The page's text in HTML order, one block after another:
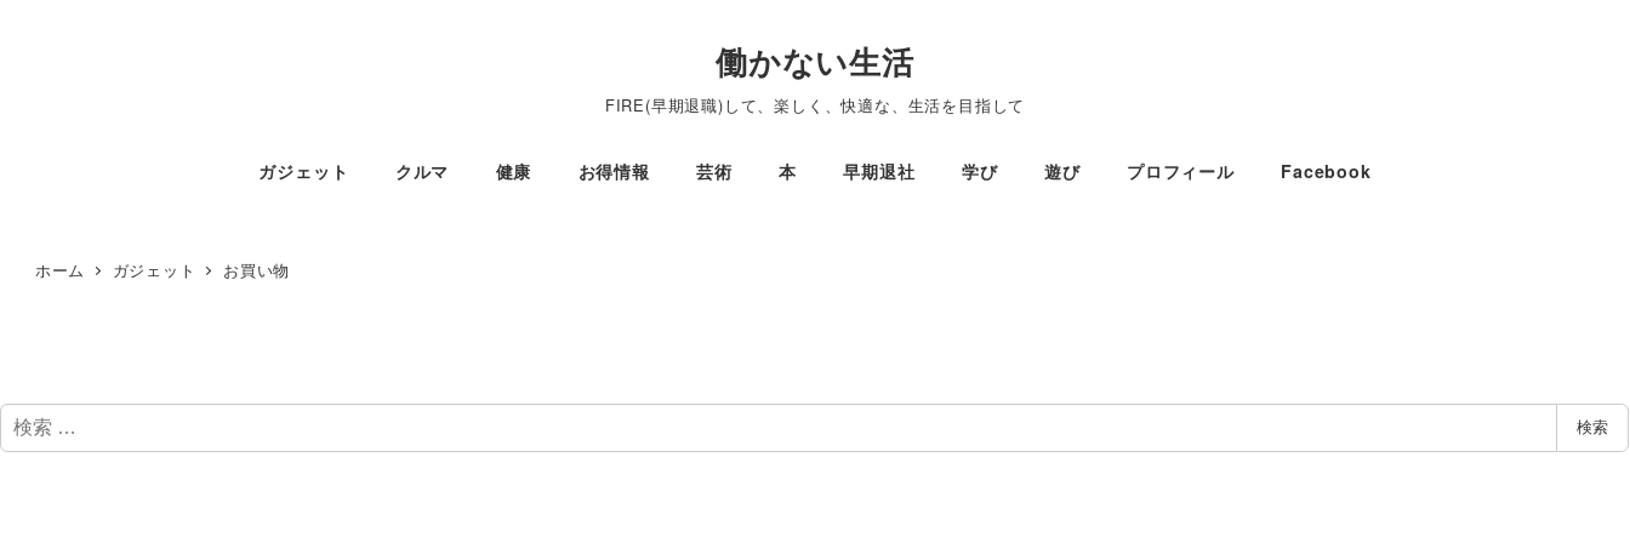
働かない生活
FIRE(早期退職)して、楽しく、快適な、生活を目指して
ガジェット クルマ 健康 お得情報 芸術 本 早期退社 学び 遊び プロフィール Facebook
ホーム ガジェット お買い物
検
索
検索